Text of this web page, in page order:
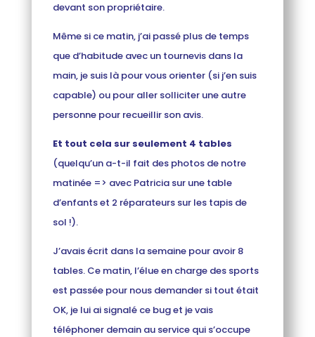
devant son propriétaire.
Même si ce matin, j’ai passé plus de temps
que d’habitude avec un tournevis dans la
main, je suis là pour vous orienter (si j’en suis
capable) ou pour aller solliciter une autre
personne pour recueillir son avis.
Et tout cela sur seulement 4 tables
(quelqu’un a-t-il fait des photos de notre
matinée => avec Patricia sur une table
d’enfants et 2 réparateurs sur les tapis de
sol !).
J’avais écrit dans la semaine pour avoir 8
tables. Ce matin, l’élue en charge des sports
est passée pour nous demander si tout était
OK, je lui ai signalé ce bug et je vais
téléphoner demain au service qui s’occupe